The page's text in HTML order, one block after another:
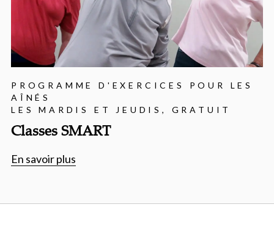
PROGRAMME D'EXERCICES POUR LES
AÎNÉS
LES MARDIS ET JEUDIS, GRATUIT
Classes SMART
En savoir plus